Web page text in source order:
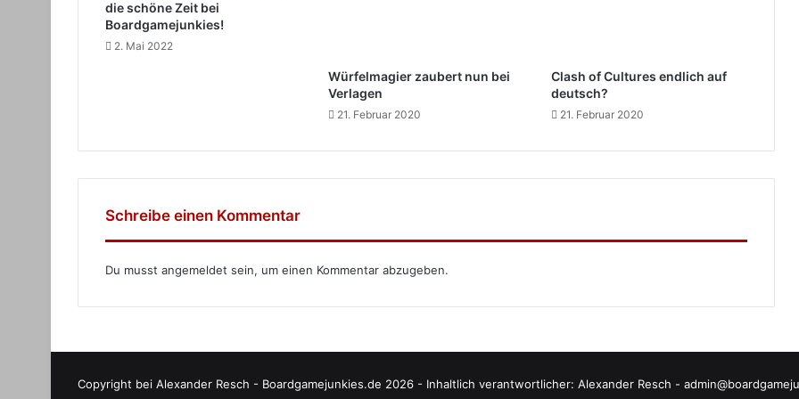
die schöne Zeit bei
Boardgamejunkies!
2. Mai 2022
Würfelmagier zaubert nun bei
Verlagen
21. Februar 2020
Clash of Cultures endlich auf
deutsch?
21. Februar 2020
Schreibe einen Kommentar
Du musst angemeldet sein, um einen Kommentar abzugeben.
Copyright bei Alexander Resch - Boardgamejunkies.de 2026 - Inhaltlich verantwortlicher: Alexander Resch -